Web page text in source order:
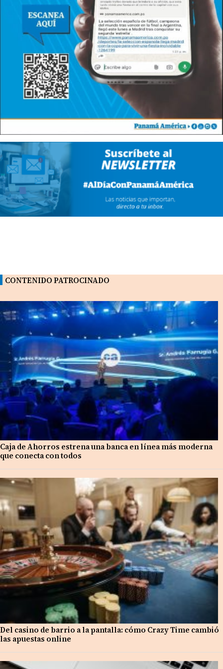
CONTENIDO PATROCINADO
Caja de Ahorros estrena una banca en línea más moderna
que conecta con todos
Del casino de barrio a la pantalla: cómo Crazy Time cambió
las apuestas online